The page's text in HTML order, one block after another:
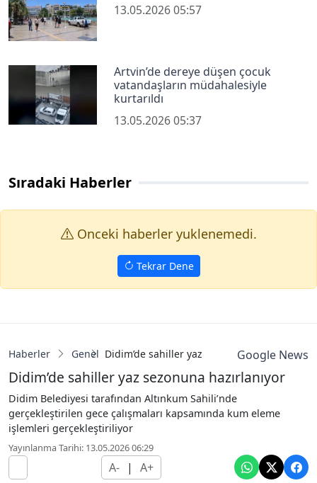
13.05.2026 05:57
Artvin’de dereye düşen çocuk
vatandaşların müdahalesiyle
kurtarıldı
13.05.2026 05:37
Sıradaki Haberler
Onceki haberler yuklenemedi.
Tekrar Dene
Haberler Genel Didim’de sahiller yaz sezonuna hazırlanıyor
Google News
Didim’de sahiller yaz sezonuna hazırlanıyor
Didim Belediyesi tarafından Altınkum Sahili’nde
gerçekleştirilen gece çalışmaları kapsamında kum eleme
işlemleri gerçekleştiriliyor
Yayınlanma Tarihi: 13.05.2026 06:29
A- | A+